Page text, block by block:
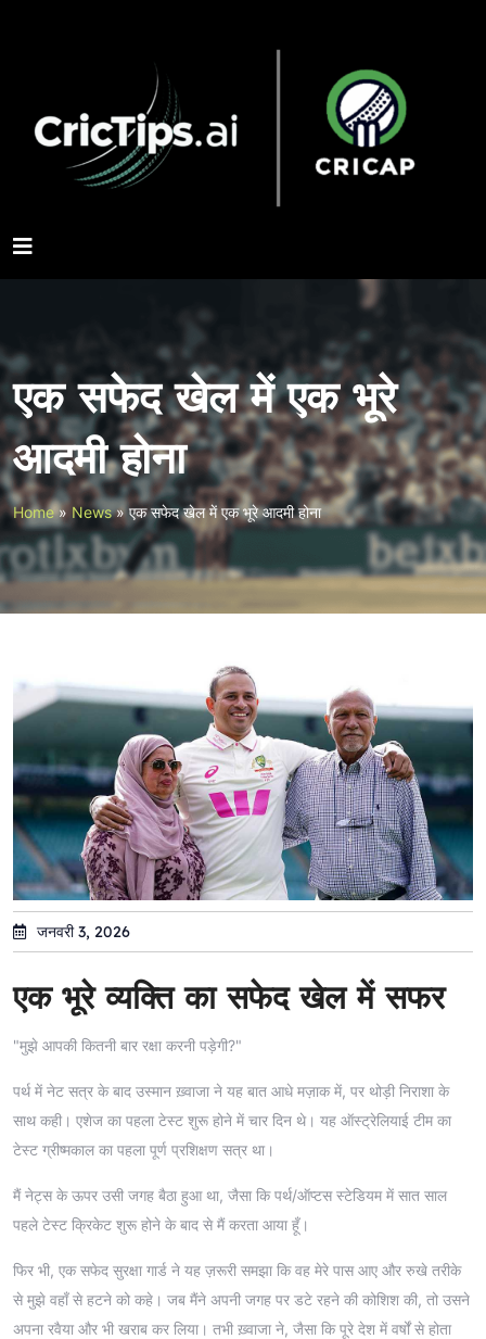
एक सफेद खेल में एक भूरे
आदमी होना
Home» News» एक सफेद खेल में एक भूरे आदमी होना
जनवरी 3, 2026
एक भूरे व्यक्ति का सफेद खेल में सफर
"मुझे आपकी कितनी बार रक्षा करनी पड़ेगी?"
पर्थ में नेट सत्र के बाद उस्मान ख़्वाजा ने यह बात आधे मज़ाक में, पर थोड़ी निराशा के
साथ कही। एशेज का पहला टेस्ट शुरू होने में चार दिन थे। यह ऑस्ट्रेलियाई टीम का
टेस्ट ग्रीष्मकाल का पहला पूर्ण प्रशिक्षण सत्र था।
मैं नेट्स के ऊपर उसी जगह बैठा हुआ था, जैसा कि पर्थ/ऑप्टस स्टेडियम में सात साल
पहले टेस्ट क्रिकेट शुरू होने के बाद से मैं करता आया हूँ।
फिर भी, एक सफेद सुरक्षा गार्ड ने यह ज़रूरी समझा कि वह मेरे पास आए और रुखे तरीके
से मुझे वहाँ से हटने को कहे। जब मैंने अपनी जगह पर डटे रहने की कोशिश की, तो उसने
अपना रवैया और भी खराब कर लिया। तभी ख़्वाजा ने, जैसा कि पूरे देश में वर्षों से होता